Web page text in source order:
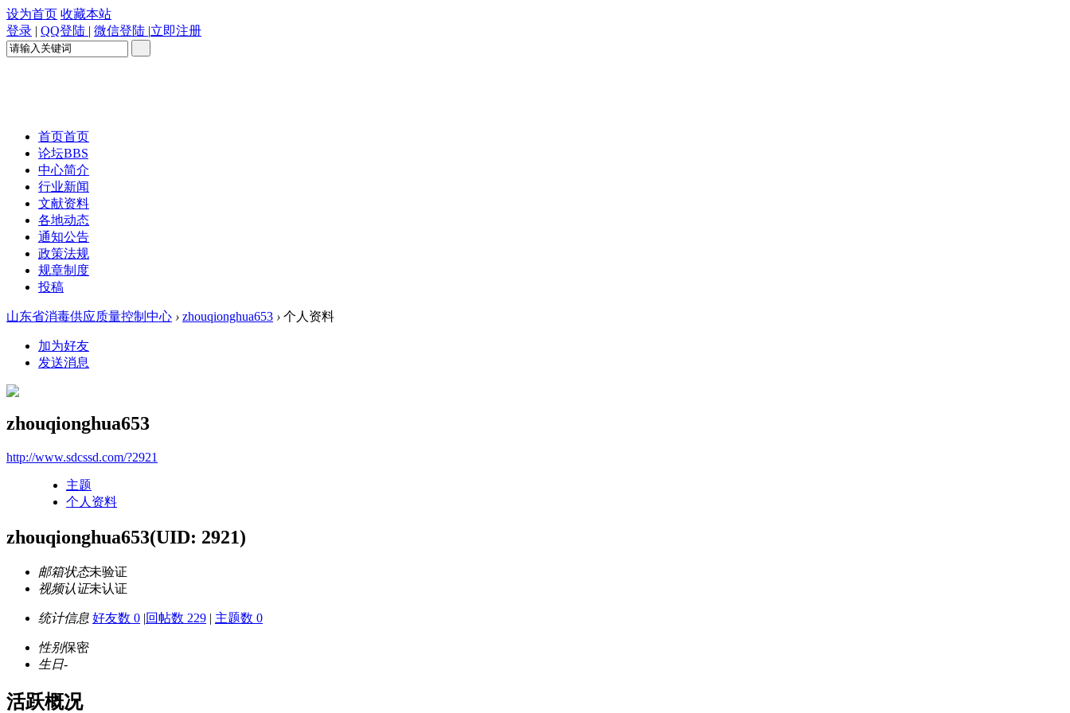
设为首页 收藏本站
登录 | QQ登陆 | 微信登陆 |立即注册
首页首页
论坛BBS
中心简介
行业新闻
文献资料
各地动态
通知公告
政策法规
规章制度
投稿
山东省消毒供应质量控制中心 › zhouqionghua653 › 个人资料
加为好友
发送消息
zhouqionghua653
http://www.sdcssd.com/?2921
主题
个人资料
zhouqionghua653(UID: 2921)
邮箱状态未验证
视频认证未认证
统计信息 好友数 0 |回帖数 229 | 主题数 0
性别保密
生日-
活跃概况